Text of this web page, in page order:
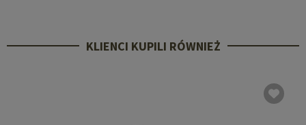
KLIENCI KUPILI RÓWNIEŻ